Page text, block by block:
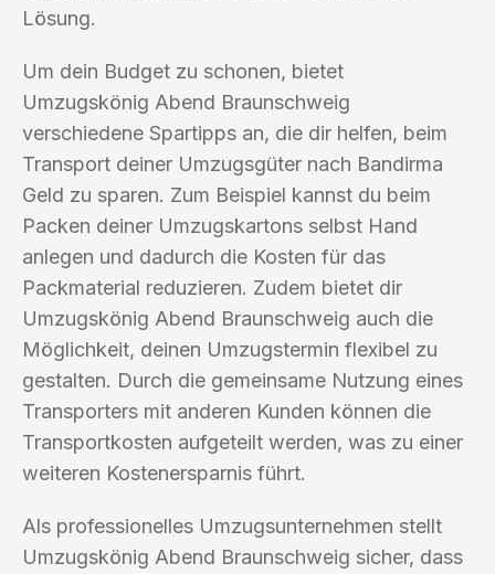
Lösung.
Um dein Budget zu schonen, bietet
Umzugskönig Abend Braunschweig
verschiedene Spartipps an, die dir helfen, beim
Transport deiner Umzugsgüter nach Bandirma
Geld zu sparen. Zum Beispiel kannst du beim
Packen deiner Umzugskartons selbst Hand
anlegen und dadurch die Kosten für das
Packmaterial reduzieren. Zudem bietet dir
Umzugskönig Abend Braunschweig auch die
Möglichkeit, deinen Umzugstermin flexibel zu
gestalten. Durch die gemeinsame Nutzung eines
Transporters mit anderen Kunden können die
Transportkosten aufgeteilt werden, was zu einer
weiteren Kostenersparnis führt.
Als professionelles Umzugsunternehmen stellt
Umzugskönig Abend Braunschweig sicher, dass